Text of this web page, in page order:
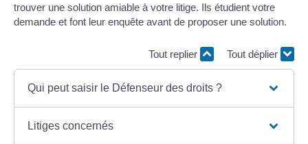
trouver une solution amiable à votre litige. Ils étudient votre
demande et font leur enquête avant de proposer une solution.
Tout replier Tout déplier
Qui peut saisir le Défenseur des droits ?
Litiges concernés